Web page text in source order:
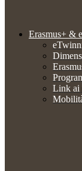
Erasmus+ &
Link ai